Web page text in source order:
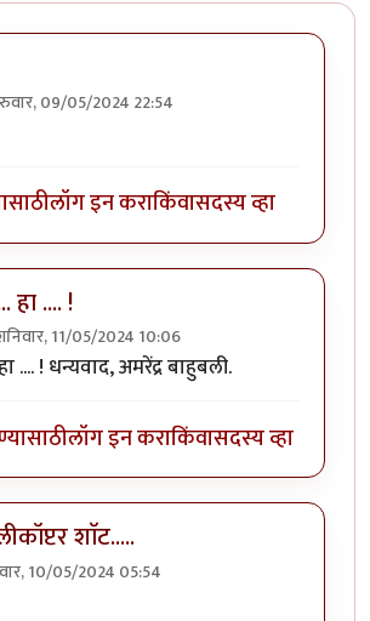
09/05/2024 22:54
लॉग इन कराकिंवासदस्य व्हा
हा .... !
11/05/2024 10:06
हाहा मस्त.byअमरेंद्र बाहुबली
.... ! धन्यवाद, अमरेंद्र बाहुबली.
लॉग इन कराकिंवासदस्य व्हा
शाॅट.....
10/05/2024 05:54